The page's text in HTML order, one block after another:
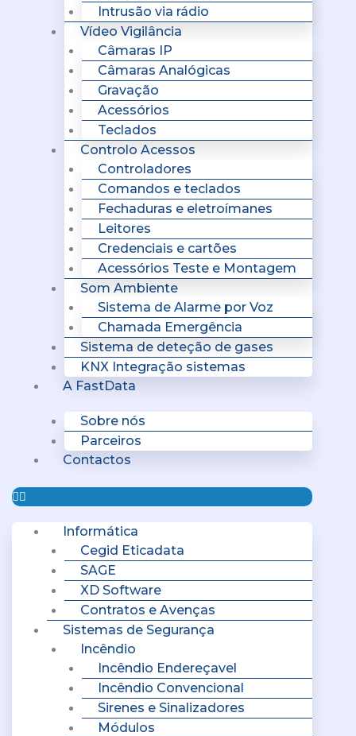
Intrusão via rádio
Vídeo Vigilância
Câmaras IP
Câmaras Analógicas
Gravação
Acessórios
Teclados
Controlo Acessos
Controladores
Comandos e teclados
Fechaduras e eletroímanes
Leitores
Credenciais e cartões
Acessórios Teste e Montagem
Som Ambiente
Sistema de Alarme por Voz
Chamada Emergência
Sistema de deteção de gases
KNX Integração sistemas
A FastData
Sobre nós
Parceiros
Contactos
Informática
Cegid Eticadata
SAGE
XD Software
Contratos e Avenças
Sistemas de Segurança
Incêndio
Incêndio Endereçavel
Incêndio Convencional
Sirenes e Sinalizadores
Módulos